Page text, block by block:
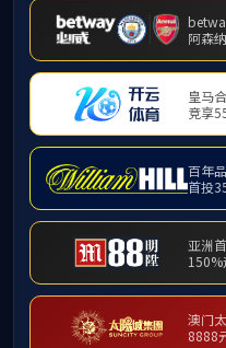
学生工作
学工队伍
学生动态